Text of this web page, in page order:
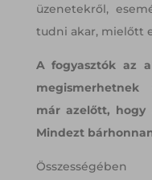
üzenetekről,
tudni akar, mielőtt
A fogyasztók az
megismerhetnek
már azelőtt, hogy
Mindezt